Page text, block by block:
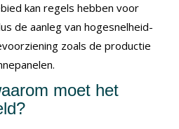
kan regels hebben voor
de aanleg van hogesnelheid-
zoals de productie
moet het